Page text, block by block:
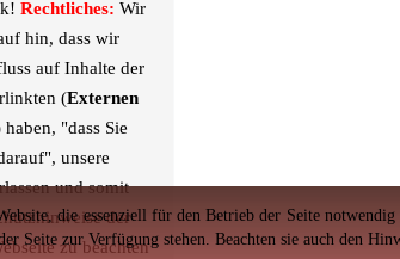
Rechtliches: Wir
hin, dass wir
auf Inhalte der
(Externen
haben, "dass Sie
unsere
und somit
der
zu beachten
die essenziell für den Betrieb der Seite
Seite zur Verfügung stehen. Beachten sie auch den